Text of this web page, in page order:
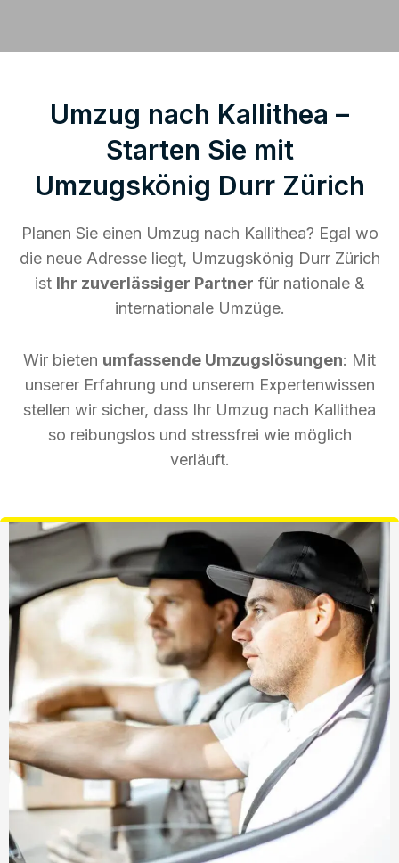
Umzug nach Kallithea –
Starten Sie mit
Umzugskönig Durr Zürich
Planen Sie einen Umzug nach Kallithea? Egal wo
die neue Adresse liegt, Umzugskönig Durr Zürich
ist Ihr zuverlässiger Partner für nationale &
internationale Umzüge.
Wir bieten umfassende Umzugslösungen: Mit
unserer Erfahrung und unserem Expertenwissen
stellen wir sicher, dass Ihr Umzug nach Kallithea
so reibungslos und stressfrei wie möglich
verläuft.